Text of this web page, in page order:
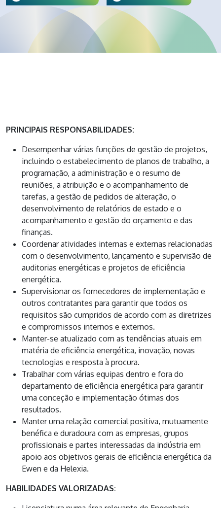
PRINCIPAIS RESPONSABILIDADES:
Desempenhar várias funções de gestão de projetos,
incluindo o estabelecimento de planos de trabalho, a
programação, a administração e o resumo de
reuniões, a atribuição e o acompanhamento de
tarefas, a gestão de pedidos de alteração, o
desenvolvimento de relatórios de estado e o
acompanhamento e gestão do orçamento e das
finanças.
Coordenar atividades internas e externas relacionadas
com o desenvolvimento, lançamento e supervisão de
auditorias energéticas e projetos de eficiência
energética.
Supervisionar os fornecedores de implementação e
outros contratantes para garantir que todos os
requisitos são cumpridos de acordo com as diretrizes
e compromissos internos e externos.
Manter-se atualizado com as tendências atuais em
matéria de eficiência energética, inovação, novas
tecnologias e resposta à procura.
Trabalhar com várias equipas dentro e fora do
departamento de eficiência energética para garantir
uma conceção e implementação ótimas dos
resultados.
Manter uma relação comercial positiva, mutuamente
benéfica e duradoura com as empresas, grupos
profissionais e partes interessadas da indústria em
apoio aos objetivos gerais de eficiência energética da
Ewen e da Helexia.
HABILIDADES VALORIZADAS: